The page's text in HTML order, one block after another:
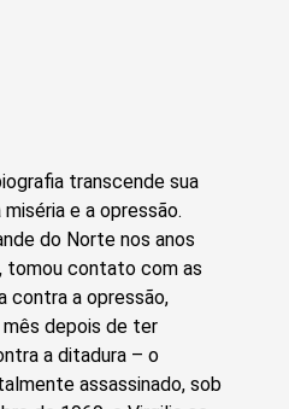
transcende sua
e a opressão.
do Norte nos anos
tomou contato com as
contra a opressão,
mês depois de ter
a ditadura – o
assassinado, sob